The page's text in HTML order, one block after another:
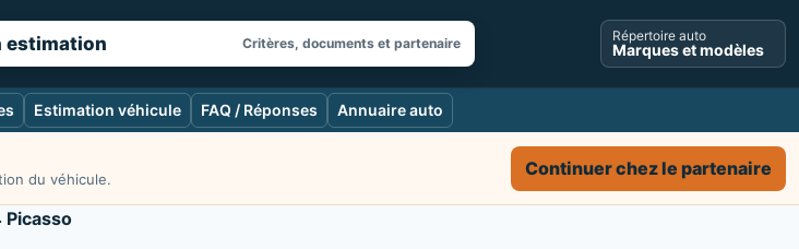
estimation Critères, documents et partenaire Répertoire auto
Marques et modèles
Estimation véhicule FAQ / Réponses Annuaire auto
du véhicule. Continuer chez le partenaire
Picasso